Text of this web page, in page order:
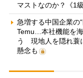
マストなのか？《1
急増する中国企業の
Temu…本社機能を
う 現地人を隠れ蓑
懸念も